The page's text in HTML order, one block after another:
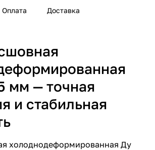
Оплата Доставка
мм — точная
и стабильная
холоднодеформированная Ду